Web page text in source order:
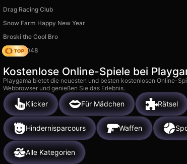
Drag Racing Club
Snow Farm Happy New Year
Broski the Cool Bro
Snake 2048
Kostenlose Online-Spiele bei
Playgama bietet die neuesten und besten kostenlosen Online-
Webbrowser und genießen Sie das Erlebnis.
Klicker Für Mädchen Rätsel
Hindernisparcours Waffen
Alle Kategorien